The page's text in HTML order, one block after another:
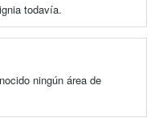
todavía.
ningún área de